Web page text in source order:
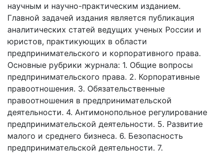
научным и научно-практическим изданием.
Главной задачей издания является публикация
аналитических статей ведущих ученых России и
юристов, практикующих в области
предпринимательского и корпоративного права.
Основные рубрики журнала: 1. Общие вопросы
предпринимательского права. 2. Корпоративные
правоотношения. 3. Обязательственные
правоотношения в предпринимательской
деятельности. 4. Антимонопольное регулирование
предпринимательской деятельности. 5. Развитие
малого и среднего бизнеса. 6. Безопасность
предпринимательской деятельности. 7.